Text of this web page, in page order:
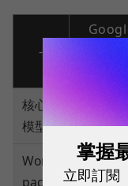
-
Gemini
費版
核心
模型
Gemini
Flash
Works
pace
無法在
掌握
立即訂閱